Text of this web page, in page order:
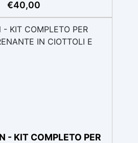
Risultato uniforme, effetto
€40,00
- KIT COMPLETO PER